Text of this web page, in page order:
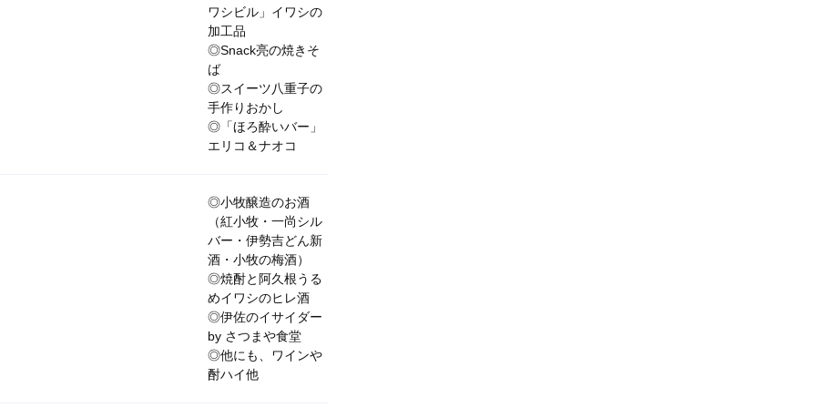
ワシビル」イワシの
加工品
◎Snack亮の焼きそ
ば
◎スイーツ八重子の
手作りおかし
◎「ほろ酔いバー」
エリコ＆ナオコ
◎小牧醸造のお酒
（紅小牧・一尚シル
バー・伊勢吉どん新
酒・小牧の梅酒）
◎焼酎と阿久根うる
めイワシのヒレ酒
◎伊佐のイサイダー
by さつまや食堂
◎他にも、ワインや
酎ハイ他